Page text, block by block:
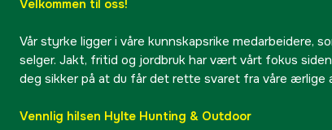
Velkommen til oss!
Vår styrke ligger i våre kunnskapsrike medarbeidere,
selger. Jakt, fritid og jordbruk har vært vårt fokus siden
deg sikker på at du får det rette svaret fra våre ærlige
Vennlig hilsen Hylte Hunting & Outdoor